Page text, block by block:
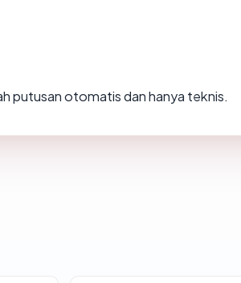
putusan otomatis dan hanya teknis.